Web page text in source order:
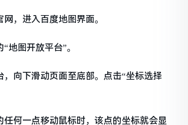
，进入百度地图界面。
地图开放平台”。
，向下滑动页面至底部。点击“坐标选择
任何一点移动鼠标时，该点的坐标就会显